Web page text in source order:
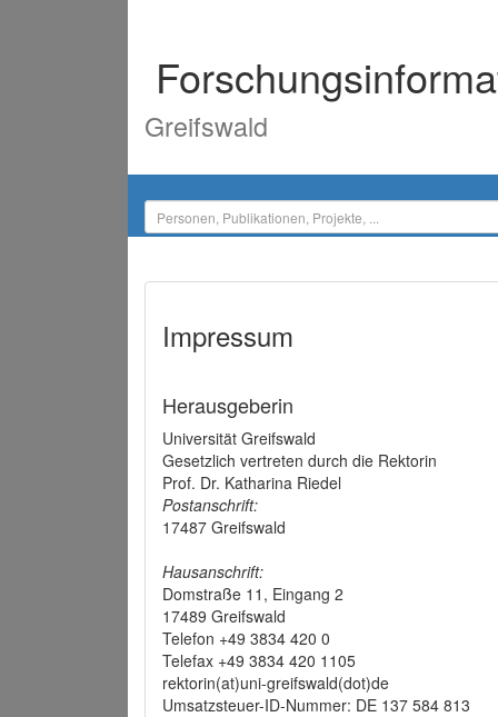
Greifswald
Impressum
Herausgeberin
Universität Greifswald
Gesetzlich vertreten durch die Rektorin
Prof. Dr. Katharina Riedel
Postanschrift:
17487 Greifswald
Hausanschrift:
Domstraße 11, Eingang 2
17489 Greifswald
Telefon +49 3834 420 0
Telefax +49 3834 420 1105
rektorin(at)uni-greifswald(dot)de
Umsatzsteuer-ID-Nummer: DE 137 584 813